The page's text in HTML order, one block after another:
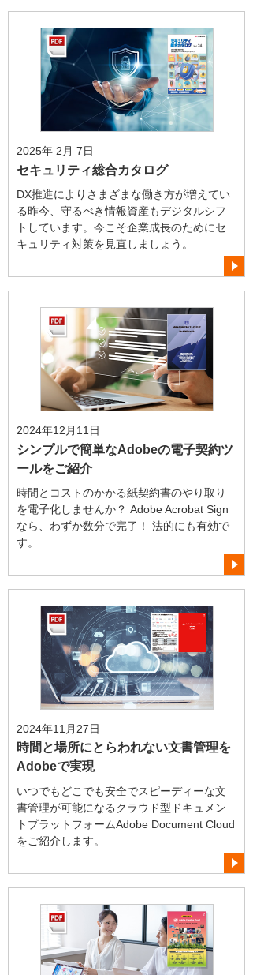
2025年 2月 7日
セキュリティ総合カタログ
DX推進によりさまざまな働き方が増えてい
る昨今、守るべき情報資産もデジタルシフ
トしています。今こそ企業成長のためにセ
キュリティ対策を見直しましょう。
2024年12月11日
シンプルで簡単なAdobeの電子契約ツ
ールをご紹介
時間とコストのかかる紙契約書のやり取り
を電子化しませんか？ Adobe Acrobat Sign
なら、わずか数分で完了！ 法的にも有効で
す。
2024年11月27日
時間と場所にとらわれない文書管理を
Adobeで実現
いつでもどこでも安全でスピーディーな文
書管理が可能になるクラウド型ドキュメン
トプラットフォームAdobe Document Cloud
をご紹介します。